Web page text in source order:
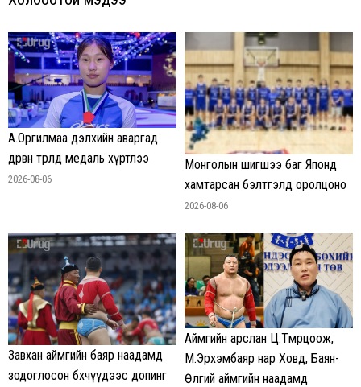
А.Оргилмаа дэлхийн аваргад
дөрвөн төрөлд медаль хүртлээ
2026-08-06
Монголын шигшээ баг Японд
хамтарсан бэлтгэлд оролцоно
2026-08-06
Завхан аймгийн баяр наадамд
зодоглосон бөхчүүдээс допинг
Аймгийн арслан Ц.Төмөрцоож,
М.Эрхэмбаяр нар Ховд, Баян-
Өлгий аймгийн наадамд